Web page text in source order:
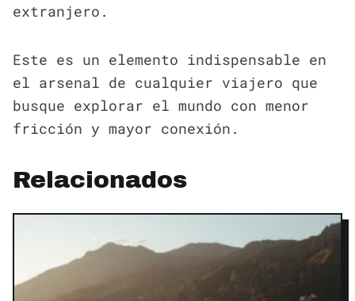
extranjero.
Este es un elemento indispensable en
el arsenal de cualquier viajero que
busque explorar el mundo con menor
fricción y mayor conexión.
Relacionados